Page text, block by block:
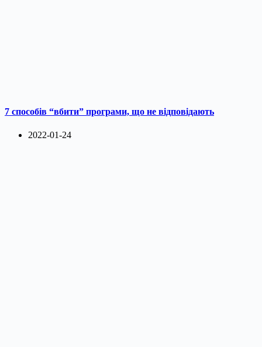
7 способів “вбити” програми, що не відповідають
2022-01-24